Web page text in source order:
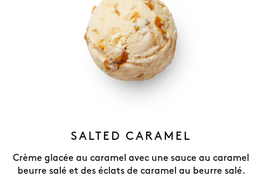
SALTED CARAMEL
Crème glacée au caramel avec une sauce au caramel
beurre salé et des éclats de caramel au beurre salé.